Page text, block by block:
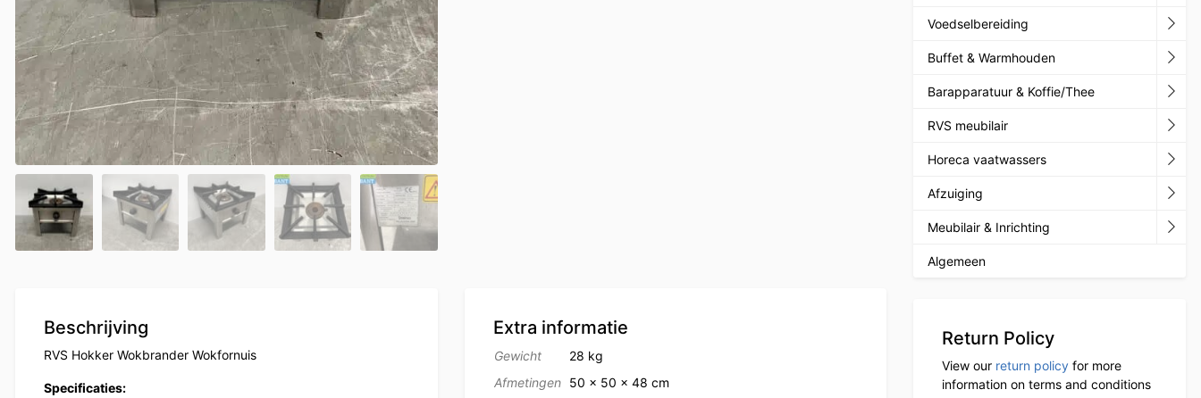
Beschrijving
RVS Hokker Wokbrander Wokfornuis
Specificaties:
Extra informatie
Gewicht
28 kg
Afmetingen
50 × 50 × 48 cm
Voedselbereiding
Buffet & Warmhouden
Barapparatuur & Koffie/Thee
RVS meubilair
Horeca vaatwassers
Afzuiging
Meubilair & Inrichting
Algemeen
Return Policy
View our return policy for more
information on terms and conditions